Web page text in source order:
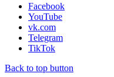
Facebook
YouTube
vk.com
Telegram
TikTok
Back to top button